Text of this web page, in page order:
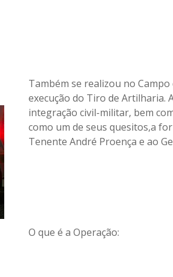
Também se realizou no
execução do Tiro de Artilharia.
integração civil-militar, bem
como um de seus quesitos,a
Tenente André Proença e ao
O que é a Operação: